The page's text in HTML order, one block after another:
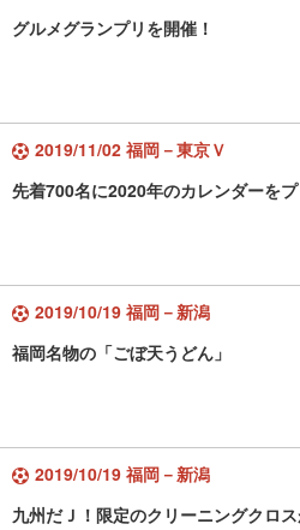
グルメグランプリを開催！
2019/11/02 福岡－東京Ｖ
先着700名に2020年のカレンダーを
2019/10/19 福岡－新潟
福岡名物の「ごぼ天うどん」
2019/10/19 福岡－新潟
九州だＪ！限定のクリーニングクロ